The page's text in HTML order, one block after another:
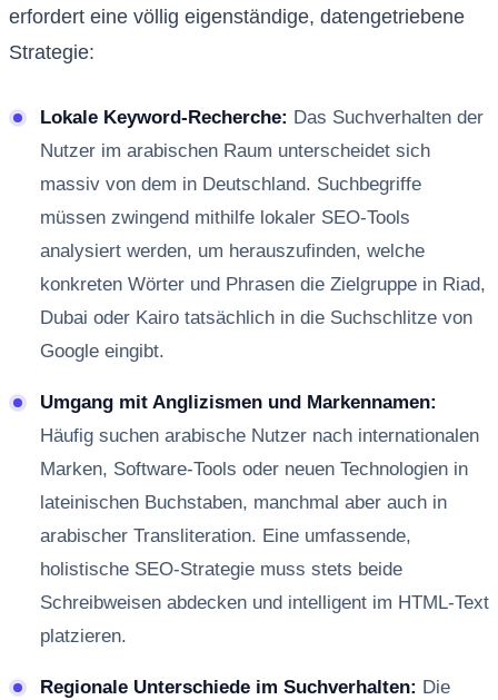
erfordert eine völlig eigenständige, datengetriebene
Strategie:
Lokale Keyword-Recherche: Das Suchverhalten der
Nutzer im arabischen Raum unterscheidet sich
massiv von dem in Deutschland. Suchbegriffe
müssen zwingend mithilfe lokaler SEO-Tools
analysiert werden, um herauszufinden, welche
konkreten Wörter und Phrasen die Zielgruppe in Riad,
Dubai oder Kairo tatsächlich in die Suchschlitze von
Google eingibt.
Umgang mit Anglizismen und Markennamen:
Häufig suchen arabische Nutzer nach internationalen
Marken, Software-Tools oder neuen Technologien in
lateinischen Buchstaben, manchmal aber auch in
arabischer Transliteration. Eine umfassende,
holistische SEO-Strategie muss stets beide
Schreibweisen abdecken und intelligent im HTML-Text
platzieren.
Regionale Unterschiede im Suchverhalten: Die